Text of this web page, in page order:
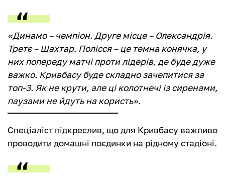
«Динамо – чемпіон. Друге місце – Олександрія.
Третє – Шахтар. Полісся – це темна конячка, у
них попереду матчі проти лідерів, де буде дуже
важко. Кривбасу буде складно зачепитися за
топ-3. Як не крути, але ці колотнечі із сиренами,
паузами не йдуть на користь».
Спеціаліст підкреслив, що для Кривбасу важливо
проводити домашні поєдинки на рідному стадіоні.